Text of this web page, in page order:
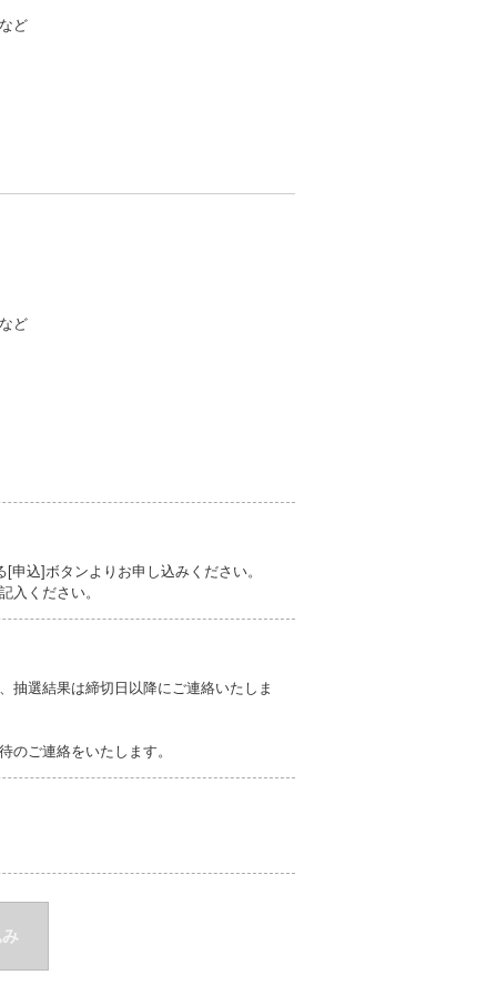
ど
ど
込]ボタンよりお申し込みください。
入ください。
抽選結果は締切日以降にご連絡いたしま
のご連絡をいたします。